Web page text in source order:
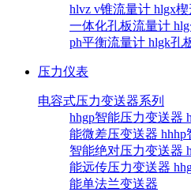
hlvz v锥流量计 hlgx
一体化孔板流量计
ph平衡流量计 hlgk孔
压力仪表
电容式压力变送器系列
hhgp智能压力变送器
能微差压变送器
智能绝对压力变送器
能远传压力变送器
能单法兰变送器